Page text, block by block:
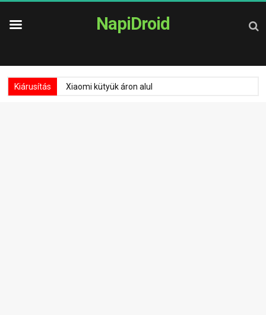
NapiDroid
Kiárusítás Xiaomi kütyük áron alul